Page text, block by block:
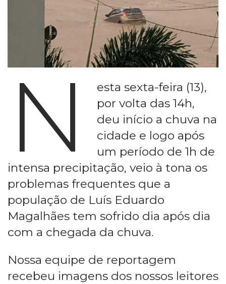
N
esta sexta-feira (13),
por volta das 14h,
deu início a chuva na
cidade e logo após
um período de 1h de
intensa precipitação, veio à tona os
problemas frequentes que a
população de Luís Eduardo
Magalhães tem sofrido dia após dia
com a chegada da chuva.
Nossa equipe de reportagem
recebeu imagens dos nossos leitores